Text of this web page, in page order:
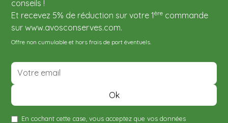
conseils !
Et recevez 5% de réduction sur votre 1ère commande
sur www.avosconserves.com.
Offre non cumulable et hors frais de port éventuels.
En cochant cette case, vous acceptez que vos données